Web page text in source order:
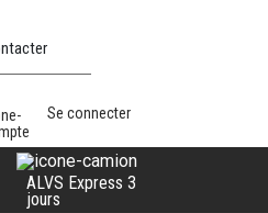
Se connecter
ALVS Express 3
jours